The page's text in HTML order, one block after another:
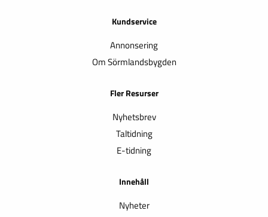
Kundservice
Annonsering
Om Sörmlandsbygden
Fler Resurser
Nyhetsbrev
Taltidning
E-tidning
Innehåll
Nyheter